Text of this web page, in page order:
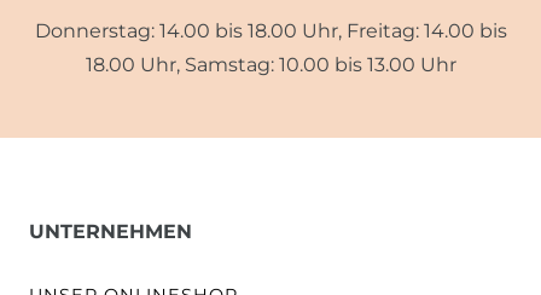
Donnerstag: 14.00 bis 18.00 Uhr, Freitag: 14.00 bis
18.00 Uhr, Samstag: 10.00 bis 13.00 Uhr
UNTERNEHMEN